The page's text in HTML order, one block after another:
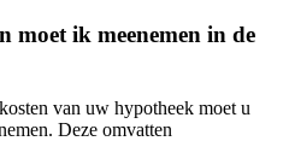
moet ik meenemen in de
van uw hypotheek moet u
Deze omvatten